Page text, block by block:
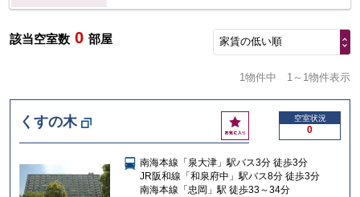
該当空室数 0 部屋 家賃の低い順
1物件中 1～1物件表示
くすの木
お
気
入
り
空室状況
0
南海本線「泉大津」駅バス3分 徒歩3分
JR阪和線「和泉府中」駅バス8分 徒歩3分
南海本線「忠岡」駅 徒歩33～34分